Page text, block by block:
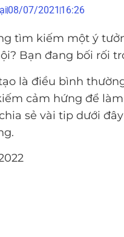
08/07/2021 16:26
tìm kiếm một ý
Bạn đang bối rối
là điều bình
cảm hứng để
sẻ vài tip dưới